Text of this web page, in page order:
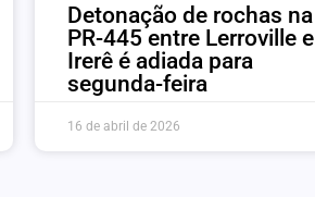
Detonação de rochas na
PR-445 entre Lerroville e
Irerê é adiada para
segunda-feira
16 de abril de 2026